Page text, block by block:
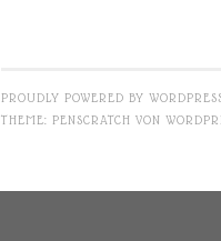
PROUDLY POWERED BY
THEME: PENSCRATCH VON